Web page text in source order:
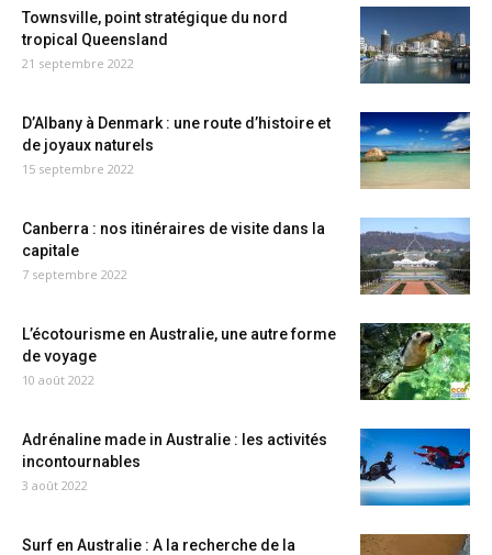
Townsville, point stratégique du nord
tropical Queensland
21 septembre 2022
D’Albany à Denmark : une route d’histoire et
de joyaux naturels
15 septembre 2022
Canberra : nos itinéraires de visite dans la
capitale
7 septembre 2022
L’écotourisme en Australie, une autre forme
de voyage
10 août 2022
Adrénaline made in Australie : les activités
incontournables
3 août 2022
Surf en Australie : A la recherche de la